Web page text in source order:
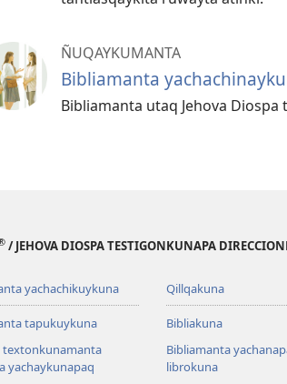
ÑUQAYKUMANTA
Bibliamanta
Bibliamanta utaq Jehova
/ JEHOVA DIOSPA TESTIGONKUNAPA
yachachikuykuna
tapukuykuna
textonkunamanta
yachaykunapaq
Qillqakuna
Bibliakuna
Bibliamanta
librokuna